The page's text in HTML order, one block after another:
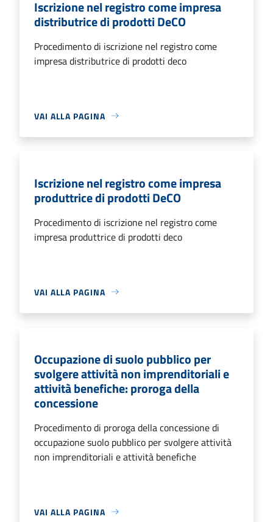
Iscrizione nel registro come impresa
distributrice di prodotti DeCO
Procedimento di iscrizione nel registro come
impresa distributrice di prodotti deco
VAI ALLA PAGINA
Iscrizione nel registro come impresa
produttrice di prodotti DeCO
Procedimento di iscrizione nel registro come
impresa produttrice di prodotti deco
VAI ALLA PAGINA
Occupazione di suolo pubblico per
svolgere attività non imprenditoriali e
attività benefiche: proroga della
concessione
Procedimento di proroga della concessione di
occupazione suolo pubblico per svolgere attività
non imprenditoriali e attività benefiche
VAI ALLA PAGINA